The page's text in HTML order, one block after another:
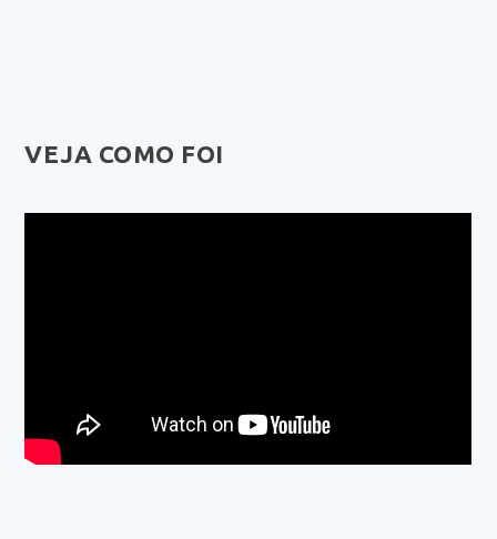
VEJA COMO FOI